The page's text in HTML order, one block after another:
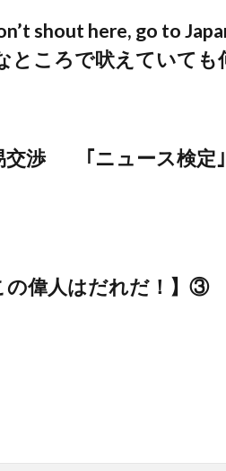
shout here, go to
ところで吠えていても
交渉 ｢ニュース検定
の偉人はだれだ！】③